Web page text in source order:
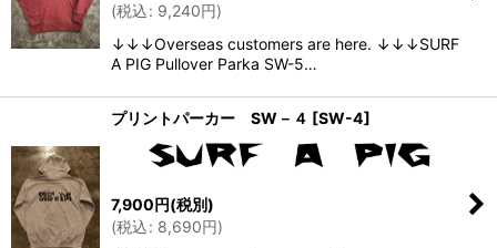
(税込: 9,240円)
↓↓↓Overseas customers are here. ↓↓↓SURF
A PIG Pullover Parka SW-5…
プリントパーカー SW－４ [SW-4]
7,900円(税別)
(税込: 8,690円)